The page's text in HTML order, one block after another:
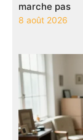
marche pas
8 août 2026